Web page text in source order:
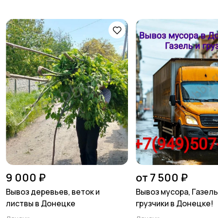
9 000 ₽
Вывоз деревьев, веток и
листвы в Донецке
от 7 500 ₽
Вывоз мусора,
грузчики в Донецке!